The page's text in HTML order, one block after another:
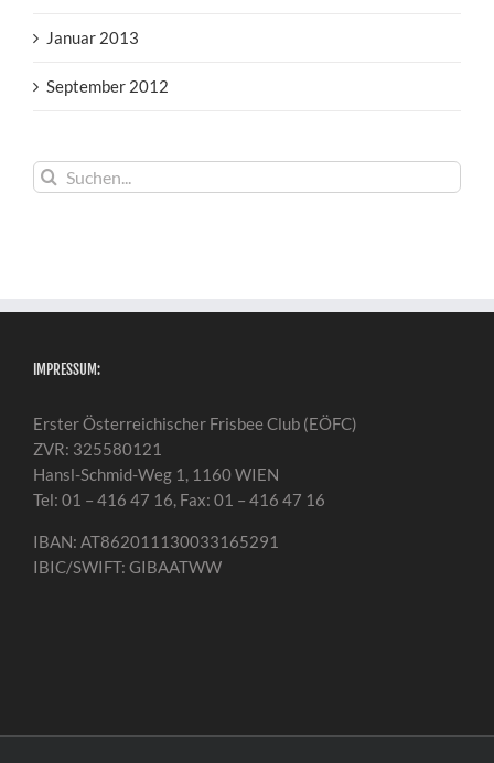
Januar 2013
September 2012
Suche
nach:
IMPRESSUM:
Erster Österreichischer Frisbee Club (EÖFC)
ZVR: 325580121
Hansl-Schmid-Weg 1, 1160 WIEN
Tel: 01 – 416 47 16, Fax: 01 – 416 47 16
IBAN: AT862011130033165291
IBIC/SWIFT: GIBAATWW